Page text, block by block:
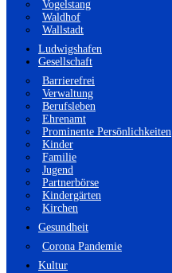
Vogelstang
Waldhof
Wallstadt
Ludwigshafen
Gesellschaft
Barrierefrei
Verwaltung
Berufsleben
Ehrenamt
Prominente Persönlichkeiten
Kinder
Familie
Jugend
Partnerbörse
Kindergärten
Kirchen
Gesundheit
Corona Pandemie
Kultur